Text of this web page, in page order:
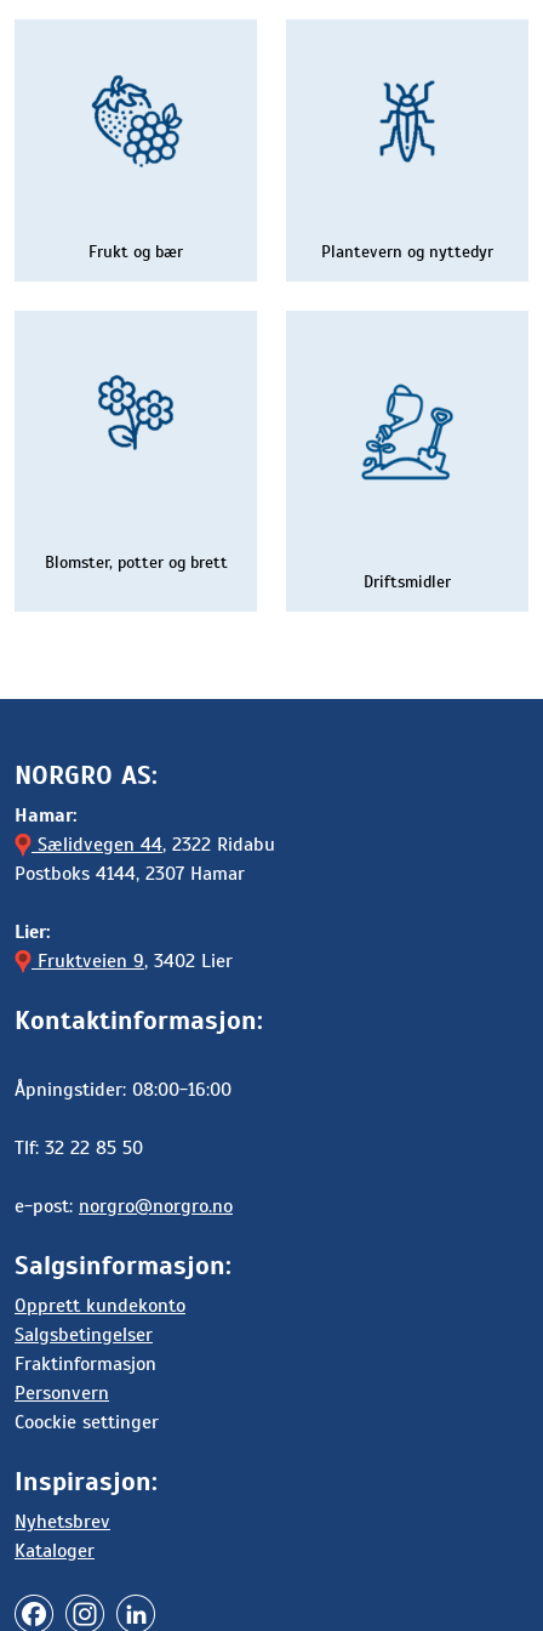
Frukt og bær Plantevern og nyttedyr
Blomster, potter og brett
Driftsmidler
NORGRO AS:
Hamar:
Sælidvegen 44, 2322 Ridabu
Postboks 4144, 2307 Hamar
Lier:
Fruktveien 9, 3402 Lier
Kontaktinformasjon:
Åpningstider: 08:00-16:00
Tlf: 32 22 85 50
e-post: norgro@norgro.no
Salgsinformasjon:
Opprett kundekonto
Salgsbetingelser
Fraktinformasjon
Personvern
Coockie settinger
Inspirasjon:
Nyhetsbrev
Kataloger